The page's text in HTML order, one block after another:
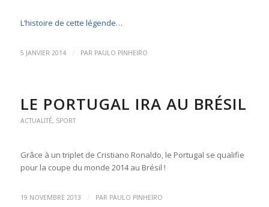
L’histoire de cette légende…
5 JANVIER 2014 / PAR PAULO PINHEIRO
LE PORTUGAL IRA AU BRÉSIL
ACTUALITÉ, SPORT
Grâce à un triplet de Cristiano Ronaldo, le Portugal se qualifie
pour la coupe du monde 2014 au Brésil !
19 NOVEMBRE 2013 / PAR PAULO PINHEIRO